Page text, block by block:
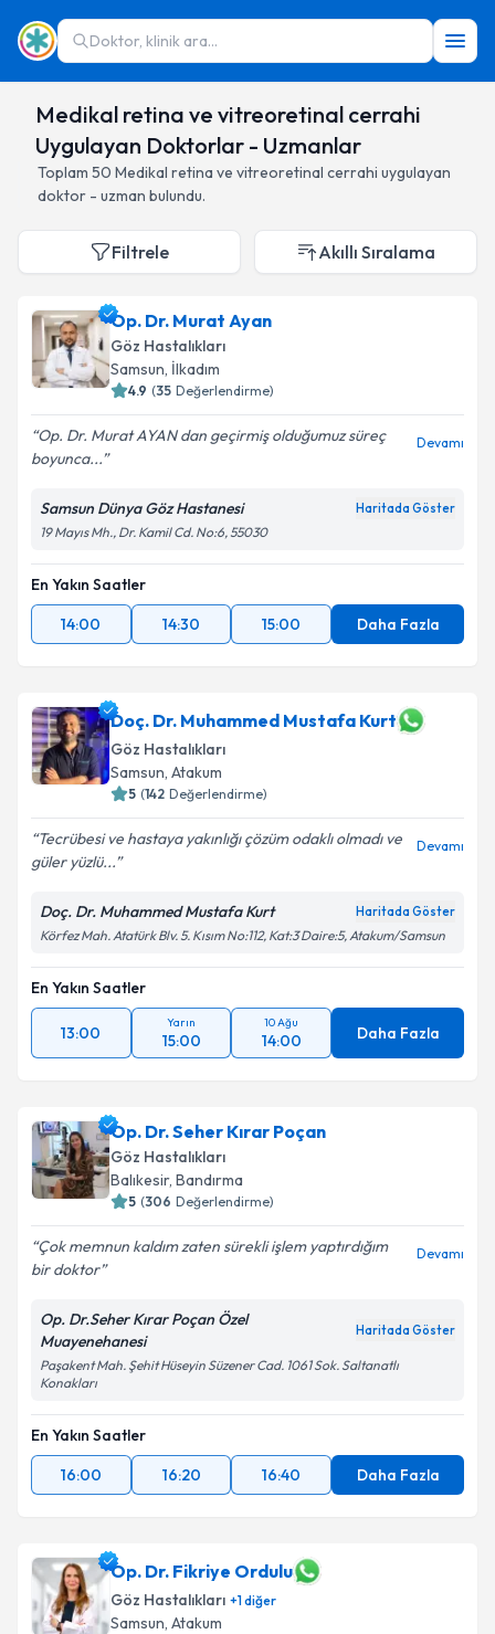
Doktor, klinik ara...
Medikal retina ve vitreoretinal cerrahi
Uygulayan Doktorlar - Uzmanlar
Toplam 50 Medikal retina ve vitreoretinal cerrahi uygulayan
doktor - uzman bulundu.
Filtrele Akıllı Sıralama
Op. Dr. Murat Ayan
Göz Hastalıkları
Samsun, İlkadım
4.9 (35 Değerlendirme)
Op. Dr. Murat AYAN dan geçirmiş olduğumuz süreç
boyunca...
Devamı
Samsun Dünya Göz Hastanesi Haritada Göster
19 Mayıs Mh., Dr. Kamil Cd. No:6, 55030
En Yakın Saatler
14:00
14:30 15:00 Daha Fazla
Doç. Dr. Muhammed Mustafa Kurt
Göz Hastalıkları
Samsun, Atakum
5 (142 Değerlendirme)
Tecrübesi ve hastaya yakınlığı çözüm odaklı olmadı ve
güler yüzlü...
Devamı
Doç. Dr. Muhammed Mustafa Kurt Haritada Göster
Körfez Mah. Atatürk Blv. 5. Kısım No:112, Kat:3 Daire:5, Atakum/Samsun
En Yakın Saatler
13:00
Yarın
15:00
10 Ağu
14:00 Daha Fazla
Op. Dr. Seher Kırar Poçan
Göz Hastalıkları
Balıkesir, Bandırma
5 (306 Değerlendirme)
Çok memnun kaldım zaten sürekli işlem yaptırdığım
bir doktor
Devamı
Op. Dr.Seher Kırar Poçan Özel
Muayenehanesi
Haritada Göster
Paşakent Mah. Şehit Hüseyin Süzener Cad. 1061 Sok. Saltanatlı
Konakları
En Yakın Saatler
16:00
16:20 16:40 Daha Fazla
Op. Dr. Fikriye Ordulu
Göz Hastalıkları +1diğer
Samsun, Atakum